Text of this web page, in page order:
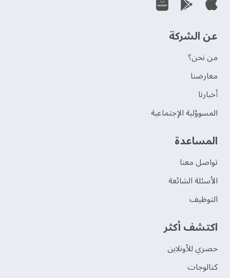
عن الشركة
من نحن؟
‫معارضنا‬
‫أخبارنا‬
المسوؤلية الإجتماعية
‫المساعدة‬
تواصل معنا
الأسئلة الشائعة
التوظيف
اكتشف أكثر
حصري للأونلاين
‫كتالوجات‬